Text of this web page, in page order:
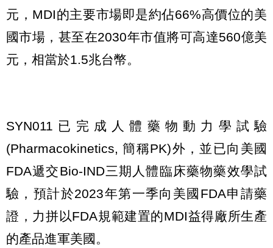
元，MDI的主要市場即是約佔66%高價位的美
國市場，甚至在2030年市值將可高達560億美
元，相當於1.5兆台幣。
SYN011已完成人體藥物動力學試驗
(Pharmacokinetics, 簡稱PK)外，並已向美國
FDA遞交Bio-IND三期人體臨床藥物藥效學試
驗，預計於2023年第一季向美國FDA申請藥
證，力拼以FDA規範建置的MDI益得廠所生產
的產品進軍美國。